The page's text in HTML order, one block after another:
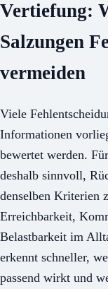
Vertiefung:
Salzungen
vermeiden
Viele
Informationen
bewertet werden.
deshalb sinnvoll,
denselben Kriterien
Erreichbarkeit,
Belastbarkeit im
erkennt schneller,
passend wirkt und